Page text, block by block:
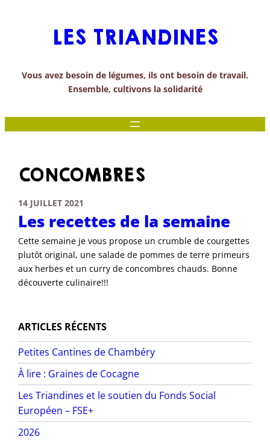
LES TRIANDINES
Vous avez besoin de légumes, ils ont besoin de travail.
Ensemble, cultivons la solidarité
CONCOMBRES
14 JUILLET 2021
Les recettes de la semaine
Cette semaine je vous propose un crumble de courgettes
plutôt original, une salade de pommes de terre primeurs
aux herbes et un curry de concombres chauds. Bonne
découverte culinaire!!!
ARTICLES RÉCENTS
Petites Cantines de Chambéry
À lire : Graines de Cocagne
Les Triandines et le soutien du Fonds Social
Européen – FSE+
2026